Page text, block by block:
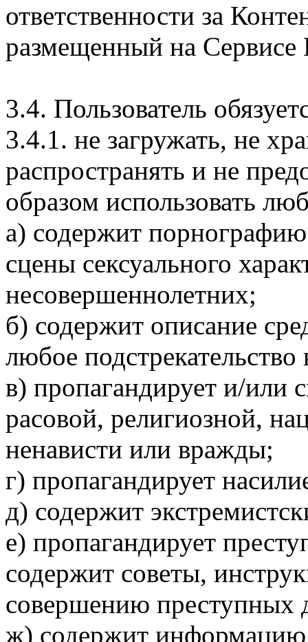
ответственности за
размещенный на Сервисе
3.4. Пользователь
3.4.1. не загружать, не
распространять и не
образом использовать
а) содержит
сцены сексуального
несовершеннолетних;
б) содержит описание
любое
в) пропагандирует и/или
расовой, религиозной,
ненависти или вражды;
г) пропагандирует
д) содержит
е) пропагандирует
содержит советы,
совершению преступных
ж) содержит информацию